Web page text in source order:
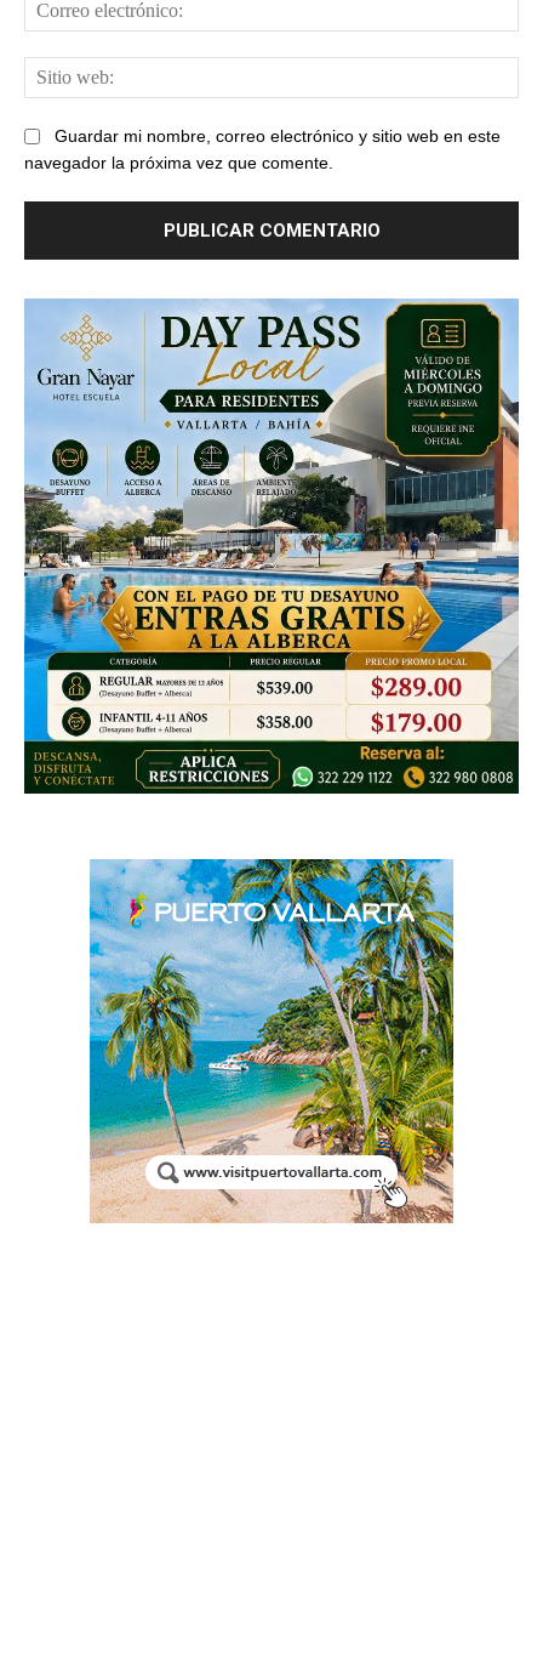
Guardar mi nombre, correo electrónico y sitio web en este
navegador la próxima vez que comente.